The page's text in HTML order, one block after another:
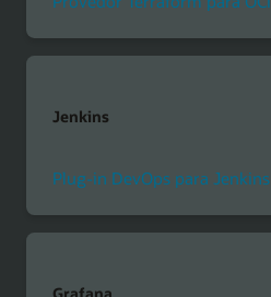
Jenkins
Plug-in DevOps para Jenkins